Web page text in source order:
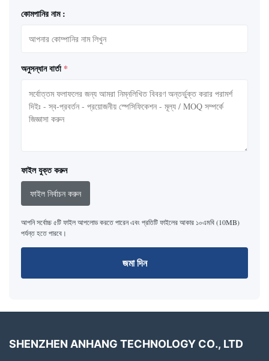
কোমপানির নাম :
অনুসন্ধান বার্তা *
ফাইল যুক্ত করুন
ফাইল নির্বাচন করুন
আপনি সর্বোচ্চ ৫টি ফাইল আপলোড করতে পারেন এবং প্রতিটি ফাইলের আকার ১০এমবি (10MB)
পর্যন্ত হতে পারবে।
জমা দিন
SHENZHEN ANHANG TECHNOLOGY CO., LTD